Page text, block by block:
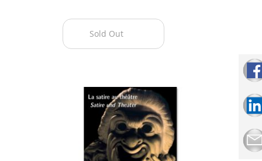
Sold Out